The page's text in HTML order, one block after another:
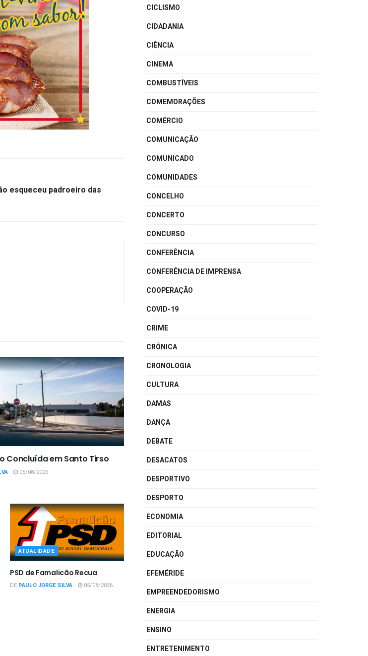
esqueceu padroeiro das
Concluída em Santo Tirso
05/08/2026
ATUALIDADE
PSD de Famalicão Recua
DE PAULO JORGE SILVA 05/08/2026
CICLISMO
CIDADANIA
CIÊNCIA
CINEMA
COMBUSTÍVEIS
COMEMORAÇÕES
COMÉRCIO
COMUNICAÇÃO
COMUNICADO
COMUNIDADES
CONCELHO
CONCERTO
CONCURSO
CONFERÊNCIA
CONFERÊNCIA DE IMPRENSA
COOPERAÇÃO
COVID-19
CRIME
CRÓNICA
CRONOLOGIA
CULTURA
DAMAS
DANÇA
DEBATE
DESACATOS
DESPORTIVO
DESPORTO
ECONOMIA
EDITORIAL
EDUCAÇÃO
EFEMÉRIDE
EMPREENDEDORISMO
ENERGIA
ENSINO
ENTRETENIMENTO